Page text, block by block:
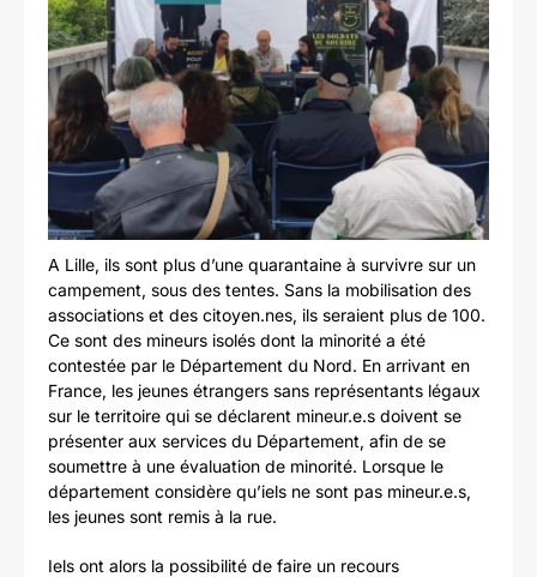
A Lille, ils sont plus d’une quarantaine à survivre sur un
campement, sous des tentes. Sans la mobilisation des
associations et des citoyen.nes, ils seraient plus de 100.
Ce sont des mineurs isolés dont la minorité a été
contestée par le Département du Nord. En arrivant en
France, les jeunes étrangers sans représentants légaux
sur le territoire qui se déclarent mineur.e.s doivent se
présenter aux services du Département, afin de se
soumettre à une évaluation de minorité. Lorsque le
département considère qu’iels ne sont pas mineur.e.s,
les jeunes sont remis à la rue.
Iels ont alors la possibilité de faire un recours